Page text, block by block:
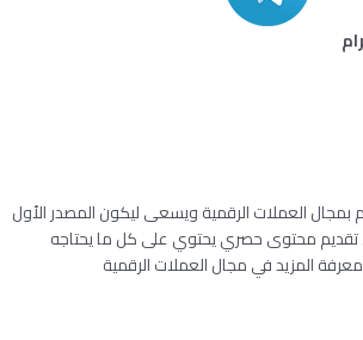
العملات الرقمية ويسعى ليكون المصدر الأول
تقديم محتوى حصري يحتوي على كل ما يحتاجه
المزيد في مجال العملات الرقمية